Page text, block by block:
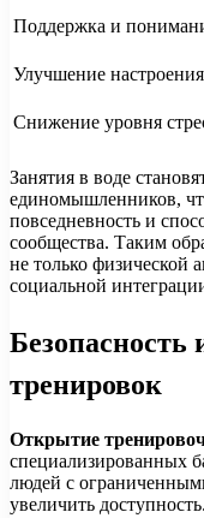
Поддержка и
Улучшение настроения
Снижение уровня
Занятия в воде
единомышленников,
повседневность и
сообщества. Таким
не только
социальной
Безопасность
тренировок
Открытие
специализированных
людей с
увеличить